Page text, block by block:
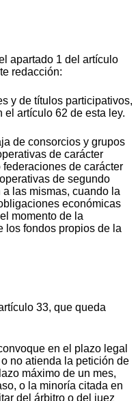
apartado 1 del artículo
redacción:
y de títulos participativos,
artículo 62 de esta ley.
de consorcios y grupos
de carácter
de carácter
de segundo
las mismas, cuando la
económicas
momento de la
los fondos propios de la
33, que queda
en el plazo legal
no atienda la petición de
máximo de un mes,
o la minoría citada en
del árbitro o del juez